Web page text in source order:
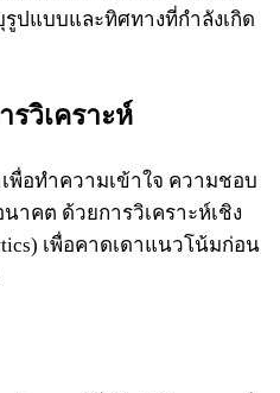
รูปแบบและทิศทางที่กำลังเกิด
รวิเคราะห์
พื่อทำความเข้าใจ ความชอบ
คต ด้วยการวิเคราะห์เชิง
เพื่อคาดเดาแนวโน้มก่อน